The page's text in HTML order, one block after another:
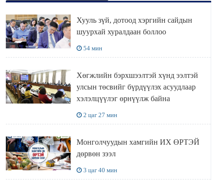
Хууль зүй, дотоод хэргийн сайдын
шуурхай хуралдаан боллоо
54 мин
Хөгжлийн бэрхшээлтэй хүнд ээлтэй
улсын төсвийг бүрдүүлэх асуудлаар
хэлэлцүүлэг өрнүүлж байна
2 цаг 27 мин
Монголчуудын хамгийн ИХ ӨРТЭЙ
дөрвөн зээл
3 цаг 40 мин